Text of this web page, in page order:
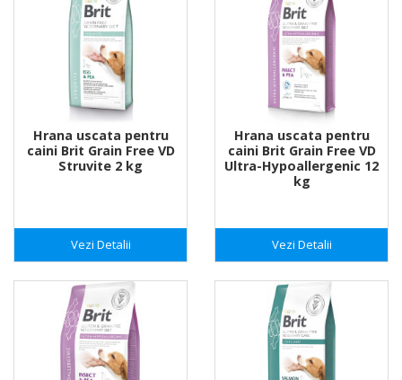
Hrana uscata pentru
caini Brit Grain Free VD
Struvite 2 kg
Vezi Detalii
Hrana uscata pentru
caini Brit Grain Free VD
Ultra-Hypoallergenic 12
kg
Vezi Detalii